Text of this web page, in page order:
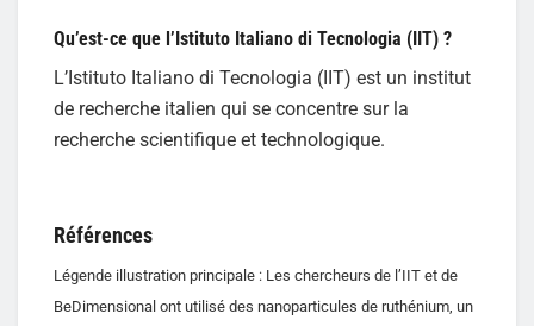
Qu’est-ce que l’Istituto Italiano di Tecnologia (IIT) ?
L’Istituto Italiano di Tecnologia (IIT) est un institut
de recherche italien qui se concentre sur la
recherche scientifique et technologique.
Références
Légende illustration principale : Les chercheurs de l’IIT et de
BeDimensional ont utilisé des nanoparticules de ruthénium, un